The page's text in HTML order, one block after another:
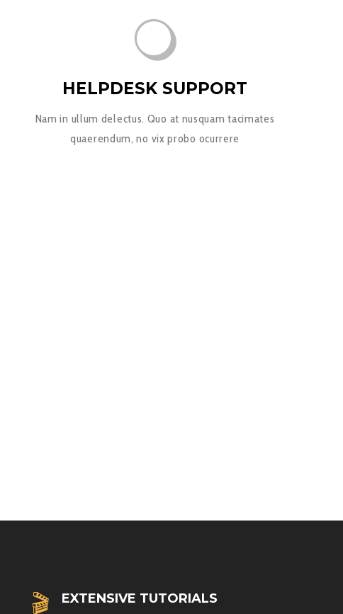
HELPDESK SUPPORT
Nam in ullum delectus. Quo at nusquam tacimates
quaerendum, no vix probo ocurrere
EXTENSIVE TUTORIALS